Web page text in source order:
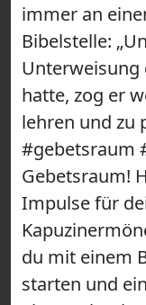
immer an
Bibelstelle:
Unterweisung
hatte, zog er
lehren und zu
#gebetsraum
Gebetsraum!
Impulse für
du mit einem
starten und